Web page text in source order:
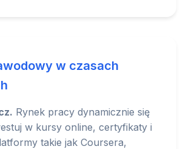
w czasach
Rynek pracy dynamicznie się
w kursy online, certyfikaty i
takie jak Coursera,